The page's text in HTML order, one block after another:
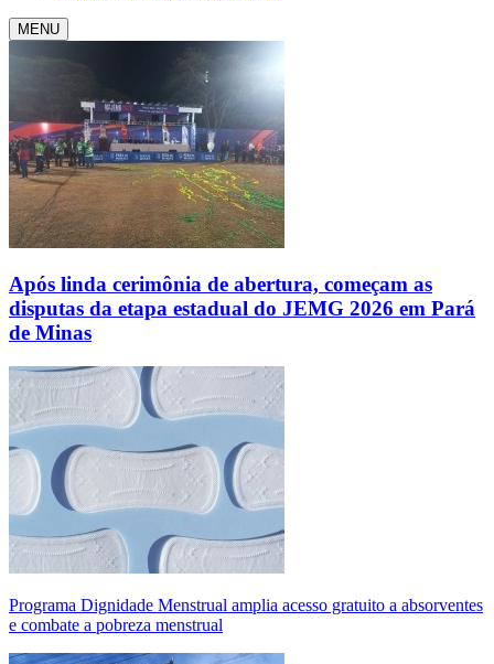
MENU
Após linda cerimônia de abertura, começam as
disputas da etapa estadual do JEMG 2026 em Pará
de Minas
Programa Dignidade Menstrual amplia acesso gratuito a absorventes
e combate a pobreza menstrual